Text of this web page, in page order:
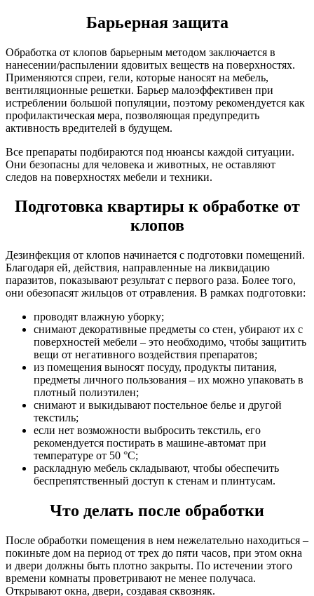
Барьерная защита
Обработка от клопов барьерным методом заключается в
нанесении/распылении ядовитых веществ на поверхностях.
Применяются спреи, гели, которые наносят на мебель,
вентиляционные решетки. Барьер малоэффективен при
истреблении большой популяции, поэтому рекомендуется как
профилактическая мера, позволяющая предупредить
активность вредителей в будущем.
Все препараты подбираются под нюансы каждой ситуации.
Они безопасны для человека и животных, не оставляют
следов на поверхностях мебели и техники.
Подготовка квартиры к обработке от
клопов
Дезинфекция от клопов начинается с подготовки помещений.
Благодаря ей, действия, направленные на ликвидацию
паразитов, показывают результат с первого раза. Более того,
они обезопасят жильцов от отравления. В рамках подготовки:
проводят влажную уборку;
снимают декоративные предметы со стен, убирают их с
поверхностей мебели – это необходимо, чтобы защитить
вещи от негативного воздействия препаратов;
из помещения выносят посуду, продукты питания,
предметы личного пользования – их можно упаковать в
плотный полиэтилен;
снимают и выкидывают постельное белье и другой
текстиль;
если нет возможности выбросить текстиль, его
рекомендуется постирать в машине-автомат при
температуре от 50 °C;
раскладную мебель складывают, чтобы обеспечить
беспрепятственный доступ к стенам и плинтусам.
Что делать после обработки
После обработки помещения в нем нежелательно находиться –
покиньте дом на период от трех до пяти часов, при этом окна
и двери должны быть плотно закрыты. По истечении этого
времени комнаты проветривают не менее получаса.
Открывают окна, двери, создавая сквозняк.